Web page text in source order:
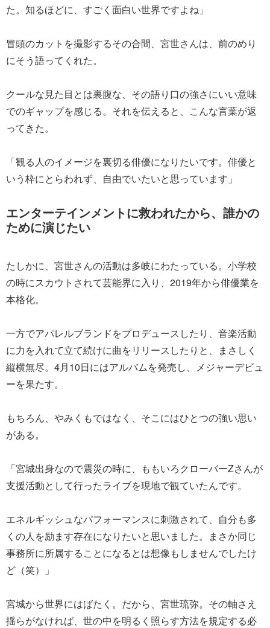
た。知るほどに、すごく面白い世界ですよね」
冒頭のカットを撮影するその合間、宮世さんは、前のめり
にそう語ってくれた。
クールな見た目とは裏腹な、その語り口の強さにいい意味
でのギャップを感じる。それを伝えると、こんな言葉が返
ってきた。
「観る人のイメージを裏切る俳優になりたいです。俳優と
いう枠にとらわれず、自由でいたいと思っています」
エンターテインメントに救われたから、誰かの
ために演じたい
たしかに、宮世さんの活動は多岐にわたっている。小学校
の時にスカウトされて芸能界に入り、2019年から俳優業を
本格化。
一方でアパレルブランドをプロデュースしたり、音楽活動
に力を入れて立て続けに曲をリリースしたりと、まさしく
縦横無尽。4月10日にはアルバムを発売し、メジャーデビュ
ーを果たす。
もちろん、やみくもではなく、そこにはひとつの強い思い
がある。
「宮城出身なので震災の時に、ももいろクローバーZさんが
支援活動として行ったライブを現地で観ていたんです。
エネルギッシュなパフォーマンスに刺激されて、自分も多
くの人を励ます存在になりたいと思いました。まさか同じ
事務所に所属することになるとは想像もしませんでしたけ
ど（笑）」
宮城から世界にはばたく。だから、宮世琉弥。その軸さえ
揺らがなければ、世の中を明るく照らす方法を規定する必